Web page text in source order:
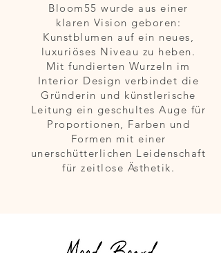
Bloom55 wurde aus einer
klaren Vision geboren:
Kunstblumen auf ein neues,
luxuriöses Niveau zu heben.
Mit fundierten Wurzeln im
Interior Design verbindet die
Gründerin und künstlerische
Leitung ein geschultes Auge für
Proportionen, Farben und
Formen mit einer
unerschütterlichen Leidenschaft
für zeitlose Ästhetik.